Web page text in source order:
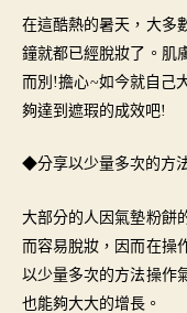
者
在這酷熱的暑天，大多
鐘就都已經脫妝了。肌
而別 !擔心~如今就自己
夠達到遮瑕的成效吧!
◆分享以少量多次的方
大部分的人因氣墊粉餅
而容易脫妝，因而在操
以少量多次的方法操作
也能夠大大的增長。